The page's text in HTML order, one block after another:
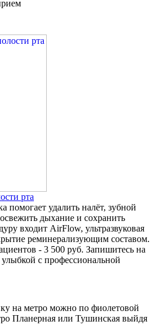
рта
помогает удалить налёт, зубной
дыхание и сохранить
входит AirFlow, ультразвуковая
реминерализующим составом.
- 3 500 руб. Запишитесь на
с профессиональной
на метро можно по фиолетовой
Планерная или Тушинская выйдя